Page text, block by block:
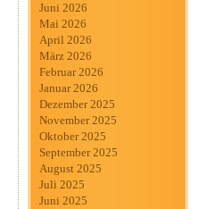
Juni 2026
Mai 2026
April 2026
März 2026
Februar 2026
Januar 2026
Dezember 2025
November 2025
Oktober 2025
September 2025
August 2025
Juli 2025
Juni 2025